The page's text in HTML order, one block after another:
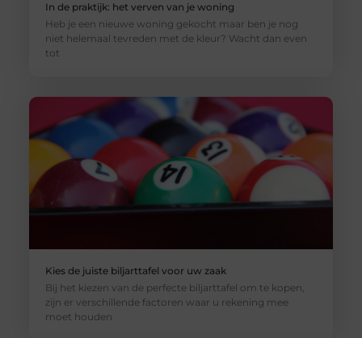
In de praktijk: het verven van je woning
Heb je een nieuwe woning gekocht maar ben je nog
niet helemaal tevreden met de kleur? Wacht dan even
tot
Kies de juiste biljarttafel voor uw zaak
Bij het kiezen van de perfecte biljarttafel om te kopen,
zijn er verschillende factoren waar u rekening mee
moet houden